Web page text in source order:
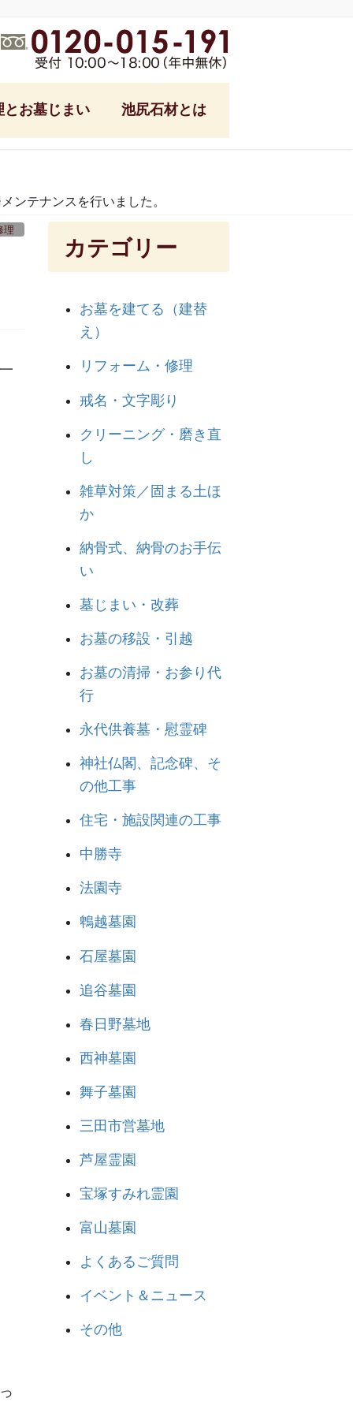
とお墓じまい 池尻石材とは
ンテナンスを行いました。
理
カテゴリー
お墓を建てる（建替
え）
リフォーム・修理
戒名・文字彫り
クリーニング・磨き直
し
雑草対策／固まる土ほ
か
納骨式、納骨のお手伝
い
墓じまい・改葬
お墓の移設・引越
お墓の清掃・お参り代
行
永代供養墓・慰霊碑
神社仏閣、記念碑、そ
の他工事
住宅・施設関連の工事
中勝寺
法園寺
鵯越墓園
石屋墓園
追谷墓園
春日野墓地
西神墓園
舞子墓園
三田市営墓地
芦屋霊園
宝塚すみれ霊園
富山墓園
よくあるご質問
イベント＆ニュース
その他